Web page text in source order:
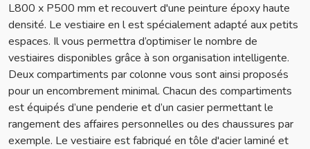
L800 x P500 mm et recouvert d'une peinture époxy haute
densité. Le vestiaire en l est spécialement adapté aux petits
espaces. Il vous permettra d’optimiser le nombre de
vestiaires disponibles grâce à son organisation intelligente.
Deux compartiments par colonne vous sont ainsi proposés
pour un encombrement minimal. Chacun des compartiments
est équipés d’une penderie et d’un casier permettant le
rangement des affaires personnelles ou des chaussures par
exemple. Le vestiaire est fabriqué en tôle d'acier laminé et